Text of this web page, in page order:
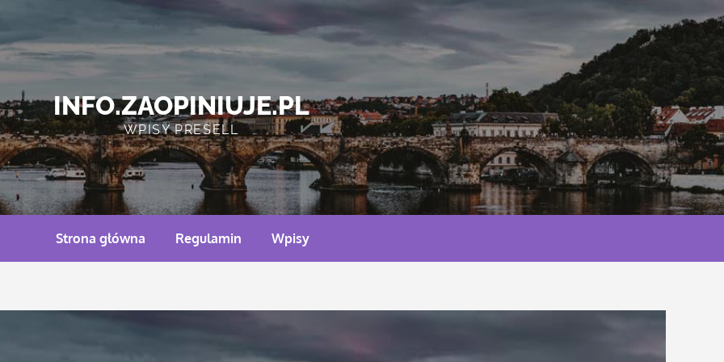
INFO.ZAOPINIUJE.PL
WPISY PRESELL
Strona główna Regulamin Wpisy